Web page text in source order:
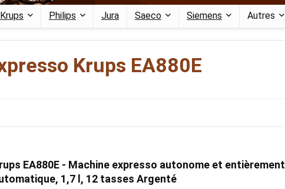
Krups Philips Jura Saeco Siemens Autres
Krups EA880E
EA880E - Machine expresso autonome et entièrement
1,7 l, 12 tasses Argenté